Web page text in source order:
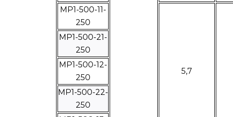
МР1-500-11-
250
5,7
МР1-500-21-
250
МР1-500-12-
250
МР1-500-22-
250